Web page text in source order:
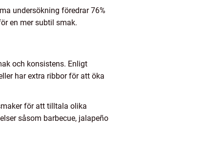
undersökning föredrar 76%
en mer subtil smak.
och konsistens. Enligt
har extra ribbor för att öka
för att tilltala olika
såsom barbecue, jalapeño